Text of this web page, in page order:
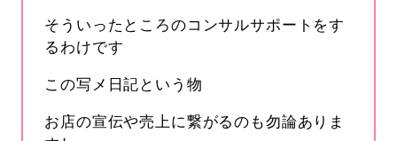
そういったところのコンサルサポートをす
るわけです
この写メ日記という物
お店の宣伝や売上に繋がるのも勿論ありま